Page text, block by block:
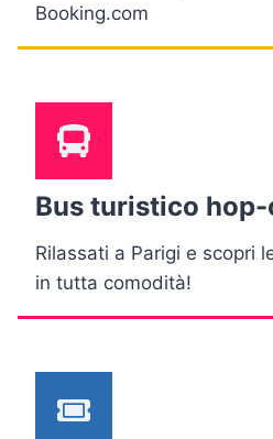
Booking.com
Bus turistico
Rilassati a Parigi e scopri
in tutta comodità!